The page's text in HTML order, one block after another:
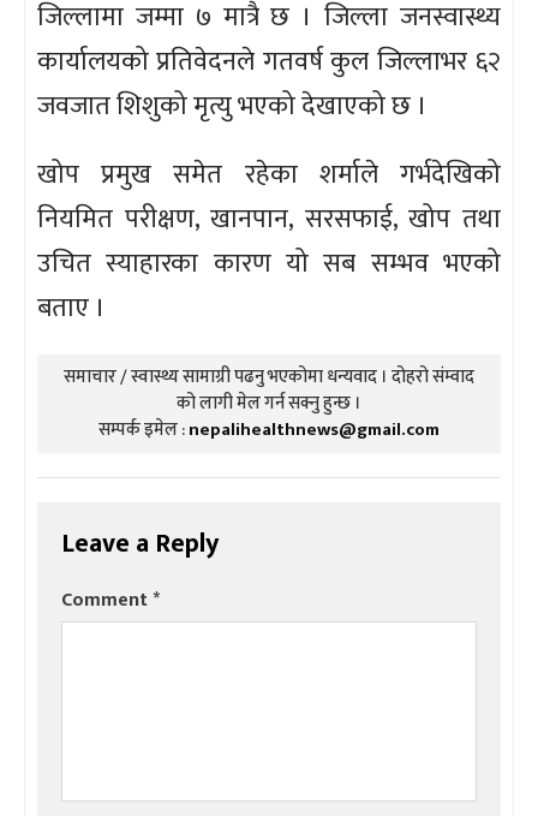
जिल्लामा जम्मा ७ मात्रै छ । जिल्ला जनस्वास्थ्य
कार्यालयको प्रतिवेदनले गतवर्ष कुल जिल्लाभर ६२
जवजात शिशुको मृत्यु भएको देखाएको छ ।
खोप प्रमुख समेत रहेका शर्माले गर्भदेखिको
नियमित परीक्षण, खानपान, सरसफाई, खोप तथा
उचित स्याहारका कारण यो सब सम्भव भएको
बताए ।
समाचार / स्वास्थ्य सामाग्री पढनु भएकोमा धन्यवाद । दोहरो संम्वाद
को लागी मेल गर्न सक्नु हुन्छ ।
सम्पर्क इमेल :nepalihealthnews@gmail.com
Leave a Reply
Comment*